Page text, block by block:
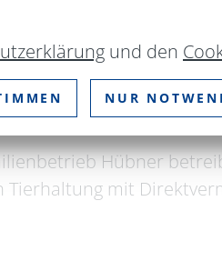
Hübner
Tierhaltung mit
und den
NUR